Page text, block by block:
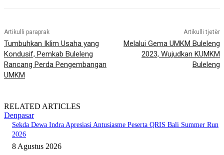
Artikulli paraprak
Tumbuhkan Iklim Usaha yang
Kondusif, Pemkab Buleleng
Rancang Perda Pengembangan
UMKM
Artikulli tjetër
Melalui Gema UMKM Buleleng
2023, Wujudkan KUMKM
Buleleng
RELATED ARTICLES
Denpasar
Sekda Dewa Indra Apresiasi Antusiasme Peserta QRIS Bali Summer Run
2026
8 Agustus 2026